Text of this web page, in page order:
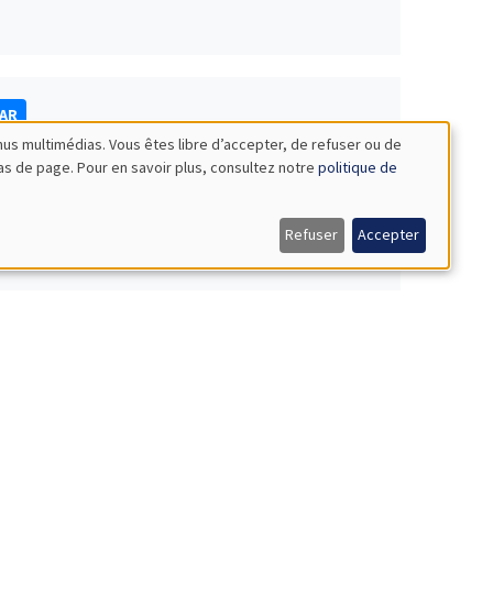
multimédias. Vous êtes libre d’accepter, de refuser ou de
de page. Pour en savoir plus, consultez notre politique de
Refuser Accepter